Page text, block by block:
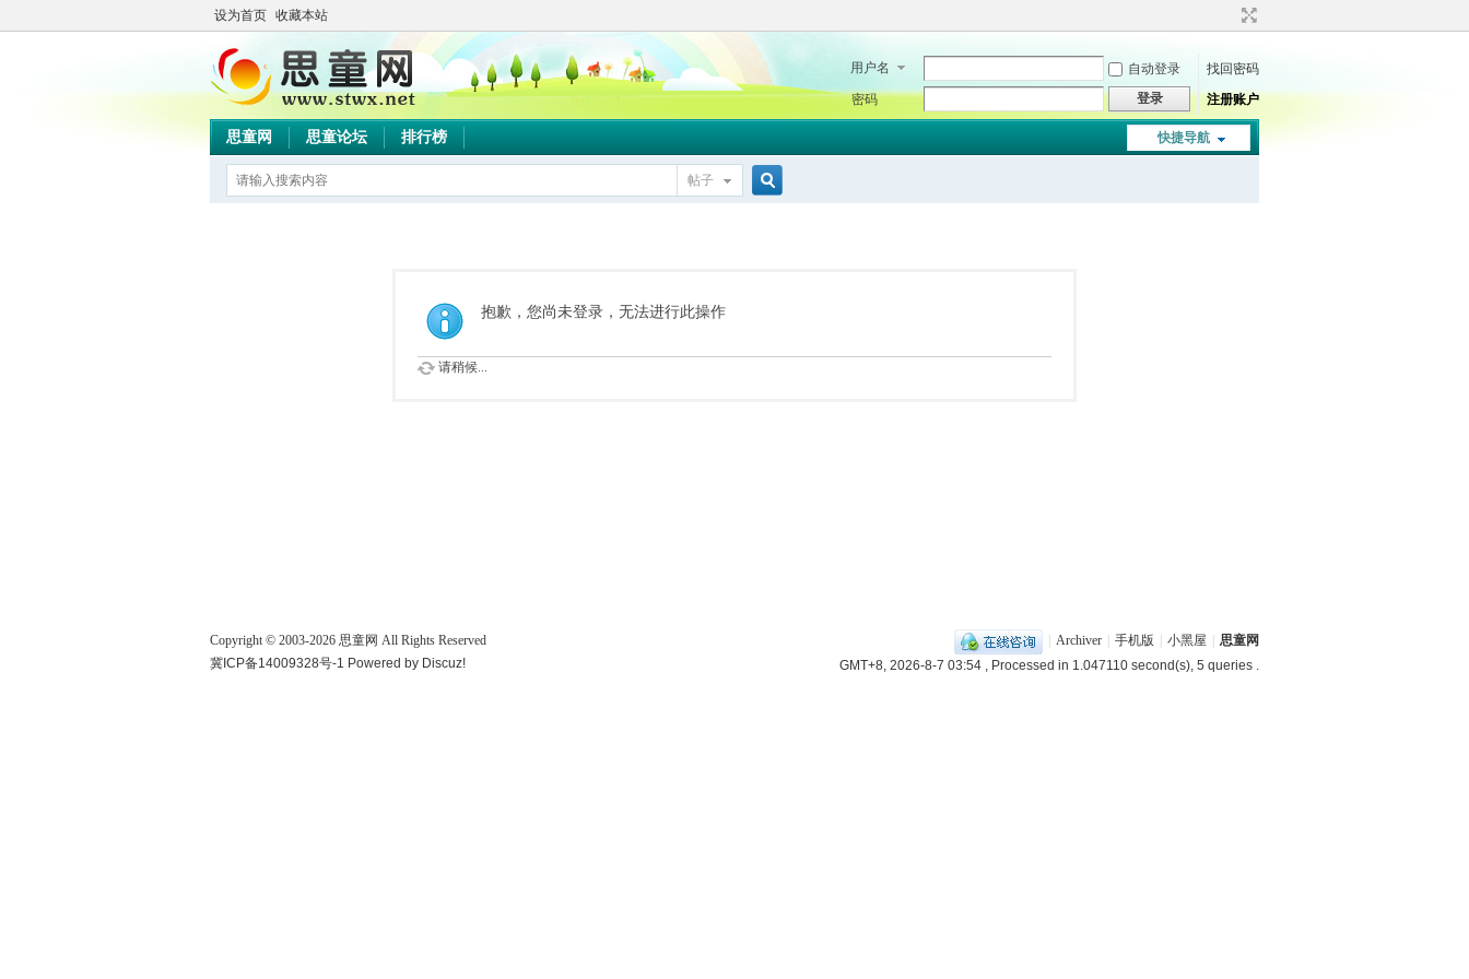
设为首页 收藏本站
用户名 自动登录
找回密码
密码
登录 注册账户
快捷导航
思童网 思童论坛 排行榜
帖子
抱歉，您尚未登录，无法进行此操作
请稍候...
Archiver 手机版 小黑屋
思童网
GMT+8, 2026-8-7 03:54 , Processed in 1.047110 second(s), 5 queries .
Copyright © 2003-2026 思童网 All Rights Reserved
冀ICP备14009328号-1 Powered by Discuz!